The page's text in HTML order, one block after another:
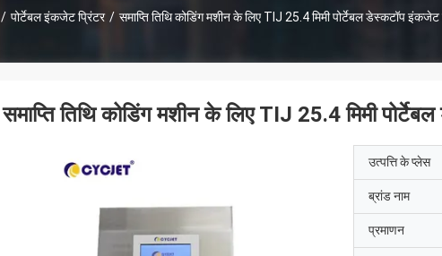
/ पोर्टेबल इंकजेट प्रिंटर / समाप्ति तिथि कोडिंग मशीन के लिए TIJ 25.4 मिमी पोर्टेबल डेस्कटॉप इंकजेट
समाप्ति तिथि कोडिंग मशीन के लिए TIJ 25.4 मिमी
उत्पत्ति के प्लेस
ब्रांड नाम
प्रमाणन